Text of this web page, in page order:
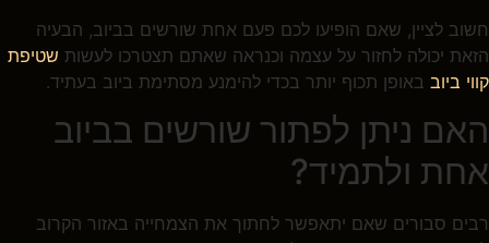
חשוב לציין, שאם הופיעו לכם פעם אחת שורשים בביוב, הבעיה
הזאת יכולה לחזור על עצמה וכנראה שאתם תצטרכו לעשות שטיפת
קווי ביוב באופן תכוף יותר בכדי להימנע מסתימת ביוב בעתיד.
האם ניתן לפתור שורשים בביוב
אחת ולתמיד?
רבים סבורים שאם יתאפשר לחתוך את הצמחייה באזור הקרוב